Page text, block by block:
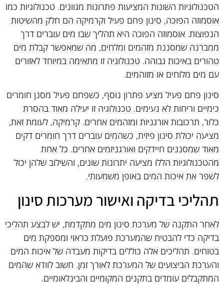
הטכנולוגיות השונות המציעות פתרונות מגוונים. טכנולוגיות כמו
אוסמוזה הפוכה, סינון פחם פעיל וקרמיקה הם חלק מהשיטות
הנפוצות. אוסמוזה הפוכה היא תהליך שבו מים עוברים דרך
ממברנה שמסננת מזהמים ומלחים, מה שמאפשר קבלת מים
טהורים באיכות גבוהה. טכנולוגיה זו מתאימה במיוחד לאזורים
עם מים מלוחים או מזוהמים.
סינון פחם פעיל מציע פתרון נוסף, כשפחם פעיל מסנן חומרים
כימיים וריחות לא נעימים. טכנולוגיה זו יעילה מאוד בהסרת
כלור, תרכובות אורגניות ומזהמים אחרים. קרמיקה, לעומת זאת,
מציעה יכולת סינון פיזית, כשהמים עוברים דרך חומרים דקים
מאוד שמסננים חיידקים ואורגניזמים אחרים. כל אחת
מהטכנולוגיות הללו מציעה יתרונות שונים, והשילוב שלהן יכול
לשפר את איכות המים באופן משמעותי.
תהליכי בדיקה ואישור מערכות סינון
לאחר התקנה של מערכת סינון מים מתקדמת, יש לבצע תהליכי
בדיקה כדי להבטיח שהמערכת פועלת כראוי ומספקת מים
בטוחים. תהליכים אלה כוללים בדיקות מעבדה של איכות המים
והערכת הביצועים של המערכת לאורך זמן. חשוב לוודא שהמים
המתקבלים עומדים בתקנים המקומיים והבינלאומיים.